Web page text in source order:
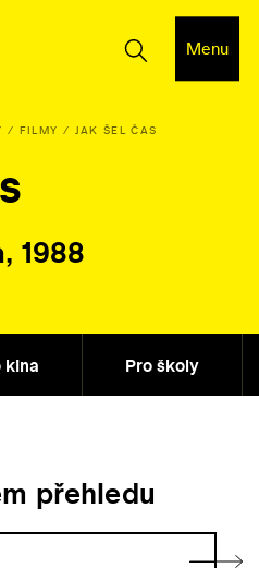
Menu
FILMY JAK ŠEL ČAS
1988
kina Pro školy
přehledu